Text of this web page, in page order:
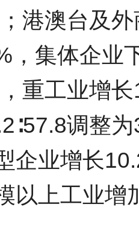
港澳台及
，集体企业
重工业增
调整
企业增长
以上工业增